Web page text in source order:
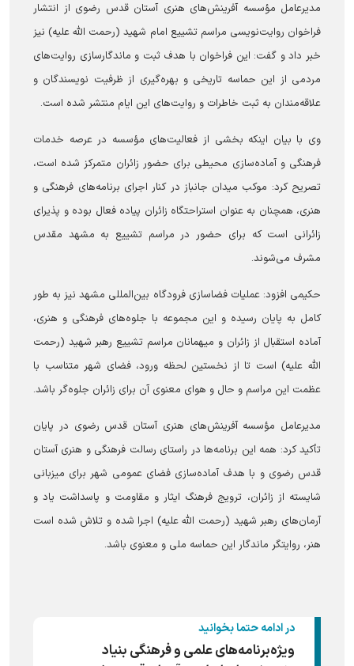
مدیرعامل مؤسسه آفرینش‌های هنری آستان قدس رضوی از انتشار
فراخوان روایت‌نویسی مراسم تشییع امام شهید (رحمت الله علیه) نیز
خبر داد و گفت: این فراخوان با هدف ثبت و ماندگارسازی روایت‌های
مردمی از این حماسه تاریخی و بهره‌گیری از ظرفیت نویسندگان و
علاقه‌مندان به ثبت خاطرات و روایت‌های این ایام منتشر شده است.
وی با بیان اینکه بخشی از فعالیت‌های مؤسسه در عرصه خدمات
فرهنگی و آماده‌سازی محیطی برای حضور زائران متمرکز شده است،
تصریح کرد: موکب میدان جانباز در کنار اجرای برنامه‌های فرهنگی و
هنری، همچنان به عنوان استراحتگاه زائران پیاده فعال بوده و پذیرای
زائرانی است که برای حضور در مراسم تشییع به مشهد مقدس
مشرف می‌شوند.
حکیمی افزود: عملیات فضاسازی فرودگاه بین‌المللی مشهد نیز به طور
کامل به پایان رسیده و این مجموعه با جلوه‌های فرهنگی و هنری،
آماده استقبال از زائران و میهمانان مراسم تشییع رهبر شهید (رحمت
الله علیه) است تا از نخستین لحظه ورود، فضای شهر متناسب با
عظمت این مراسم و حال و هوای معنوی آن برای زائران جلوه‌گر باشد.
مدیرعامل مؤسسه آفرینش‌های هنری آستان قدس رضوی در پایان
تأکید کرد: همه این برنامه‌ها در راستای رسالت فرهنگی و هنری آستان
قدس رضوی و با هدف آماده‌سازی فضای عمومی شهر برای میزبانی
شایسته از زائران، ترویج فرهنگ ایثار و مقاومت و پاسداشت یاد و
آرمان‌های رهبر شهید (رحمت الله علیه) اجرا شده و تلاش شده است
هنر، روایتگر ماندگار این حماسه ملی و معنوی باشد.
در ادامه حتما بخوانید
ویژه‌برنامه‌های علمی و فرهنگی بنیاد